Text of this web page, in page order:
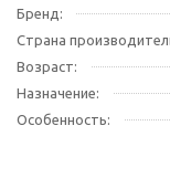
Бренд:
Страна
Возраст:
Назначение:
Особенность: